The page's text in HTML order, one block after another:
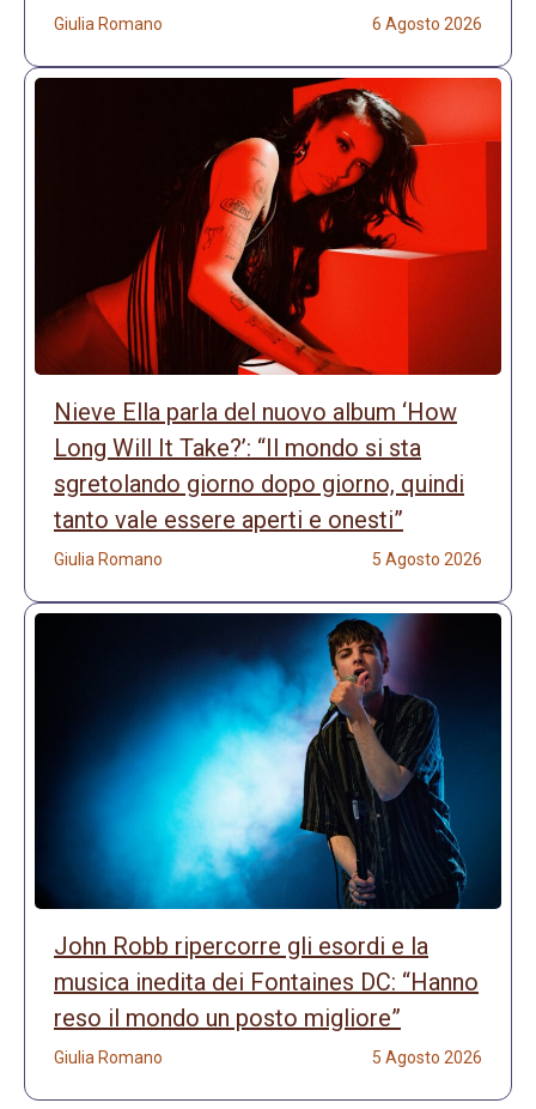
Giulia Romano 6 Agosto 2026
Nieve Ella parla del nuovo album ‘How
Long Will It Take?’: “Il mondo si sta
sgretolando giorno dopo giorno, quindi
tanto vale essere aperti e onesti”
Giulia Romano 5 Agosto 2026
John Robb ripercorre gli esordi e la
musica inedita dei Fontaines DC: “Hanno
reso il mondo un posto migliore”
Giulia Romano 5 Agosto 2026